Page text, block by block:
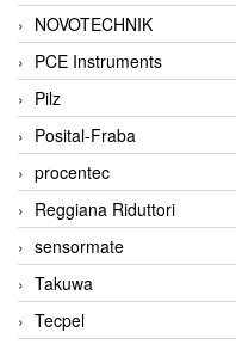
NOVOTECHNIK
PCE Instruments
Pilz
Posital-Fraba
procentec
Reggiana Riduttori
sensormate
Takuwa
Tecpel